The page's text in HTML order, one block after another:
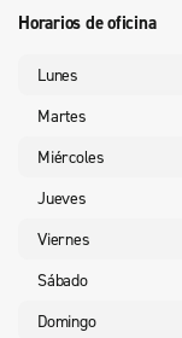
Horarios de oficina
Lunes
Martes
Miércoles
Jueves
Viernes
Sábado
Domingo